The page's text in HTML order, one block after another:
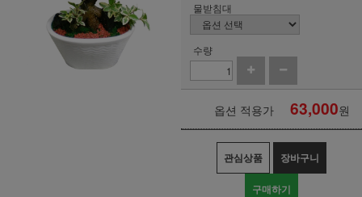
물받침대
수량
옵션 적용가 63,000원
관심상품 장바구니
구매하기